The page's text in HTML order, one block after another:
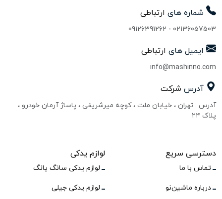
شماره های ارتباطی
02136057503
-
09126391262
ایمیل های ارتباطی
info@mashinno.com
آدرس شرکت
آدرس : تهران ، خیابان ملت ، کوچه میرشریفی ، پاساژ آرمان خودرو ،
پلاک ۲۴
دسترسی سریع
تماس با ما
درباره ماشین‌نو
لوازم یدکی
لوازم یدکی سانگ یانگ
لوازم یدکی جیلی